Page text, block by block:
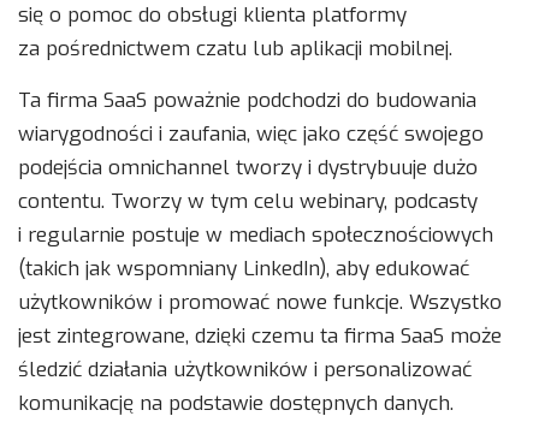
się o pomoc do obsługi klienta platformy
za pośrednictwem czatu lub aplikacji mobilnej.
Ta firma SaaS poważnie podchodzi do budowania
wiarygodności i zaufania, więc jako część swojego
podejścia omnichannel tworzy i dystrybuuje dużo
contentu. Tworzy w tym celu webinary, podcasty
i regularnie postuje w mediach społecznościowych
(takich jak wspomniany LinkedIn), aby edukować
użytkowników i promować nowe funkcje. Wszystko
jest zintegrowane, dzięki czemu ta firma SaaS może
śledzić działania użytkowników i personalizować
komunikację na podstawie dostępnych danych.